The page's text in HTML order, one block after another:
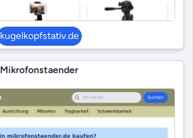
kugelkopfstativ.de
Mikrofonstaender